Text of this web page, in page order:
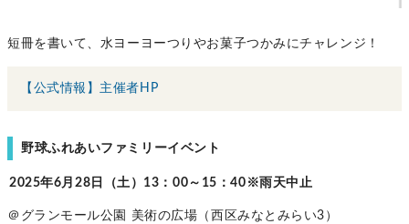
短冊を書いて、水ヨーヨーつりやお菓子つかみにチャレンジ！
【公式情報】主催者HP
野球ふれあいファミリーイベント
2025年6月28日（土）13：00～15：40※雨天中止
＠グランモール公園 美術の広場（西区みなとみらい3）